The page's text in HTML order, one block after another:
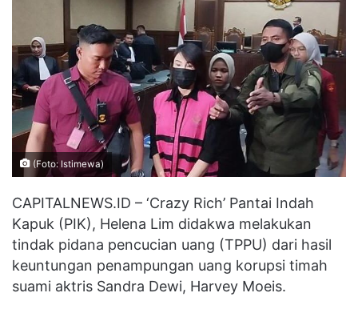
(Foto: Istimewa)
CAPITALNEWS.ID – ‘Crazy Rich’ Pantai Indah
Kapuk (PIK), Helena Lim didakwa melakukan
tindak pidana pencucian uang (TPPU) dari hasil
keuntungan penampungan uang korupsi timah
suami aktris Sandra Dewi, Harvey Moeis.